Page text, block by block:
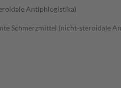
Antiphlogistika)
Schmerzmittel (nicht-steroidale